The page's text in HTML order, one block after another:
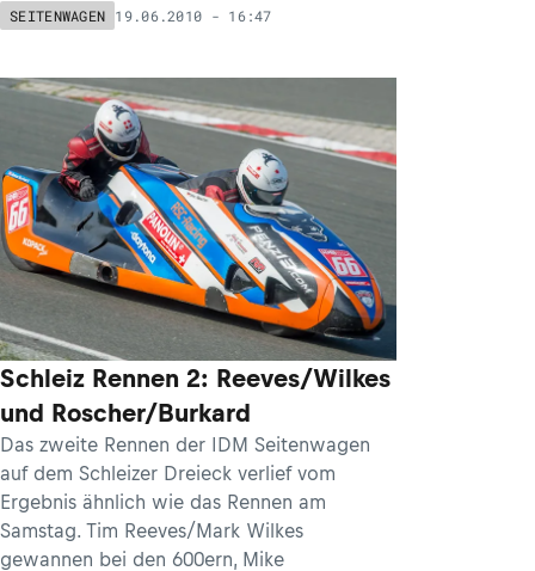
SEITENWAGEN 19.06.2010 - 16:47
Schleiz Rennen 2: Reeves/Wilkes
und Roscher/Burkard
Das zweite Rennen der IDM Seitenwagen
auf dem Schleizer Dreieck verlief vom
Ergebnis ähnlich wie das Rennen am
Samstag. Tim Reeves/Mark Wilkes
gewannen bei den 600ern, Mike